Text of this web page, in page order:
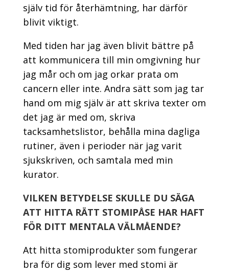
själv tid för återhämtning, har därför
blivit viktigt.
Med tiden har jag även blivit bättre på
att kommunicera till min omgivning hur
jag mår och om jag orkar prata om
cancern eller inte. Andra sätt som jag tar
hand om mig själv är att skriva texter om
det jag är med om, skriva
tacksamhetslistor, behålla mina dagliga
rutiner, även i perioder när jag varit
sjukskriven, och samtala med min
kurator.
VILKEN BETYDELSE SKULLE DU SÄGA
ATT HITTA RÄTT STOMIPÅSE HAR HAFT
FÖR DITT MENTALA VÄLMÅENDE?
Att hitta stomiprodukter som fungerar
bra för dig som lever med stomi är